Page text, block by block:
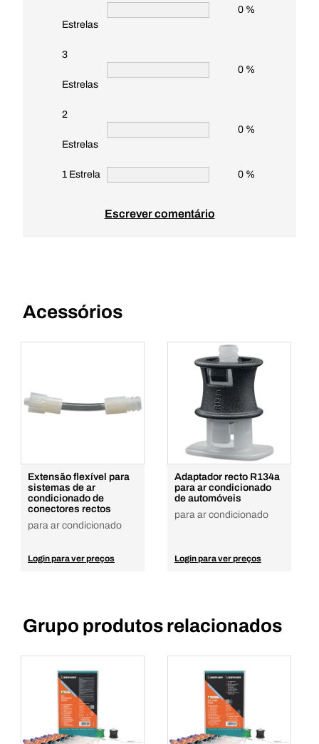
Estrelas
0 %
3
Estrelas
0 %
2
Estrelas
0 %
1 Estrela 0 %
Escrever comentário
Acessórios
Extensão flexível para
sistemas de ar
condicionado de
conectores rectos
para ar condicionado
Login para ver preços
Adaptador recto R134a
para ar condicionado
de automóveis
para ar condicionado
Login para ver preços
Grupo produtos relacionados